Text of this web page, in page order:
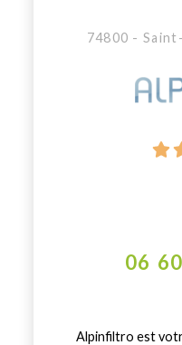
74800 -
06
Alpinfiltro est